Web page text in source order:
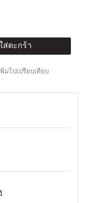
ส่ตะกร้า
พิ่มไปเปรียบเทียบ